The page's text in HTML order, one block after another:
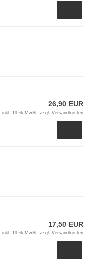
26,90 EUR
inkl. 19 % MwSt. zzgl. Versandkosten
17,50 EUR
inkl. 19 % MwSt. zzgl. Versandkosten